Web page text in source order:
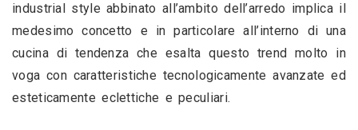
industrial style abbinato all’ambito dell’arredo implica il
medesimo concetto e in particolare all’interno di una
cucina di tendenza che esalta questo trend molto in
voga con caratteristiche tecnologicamente avanzate ed
esteticamente eclettiche e peculiari.